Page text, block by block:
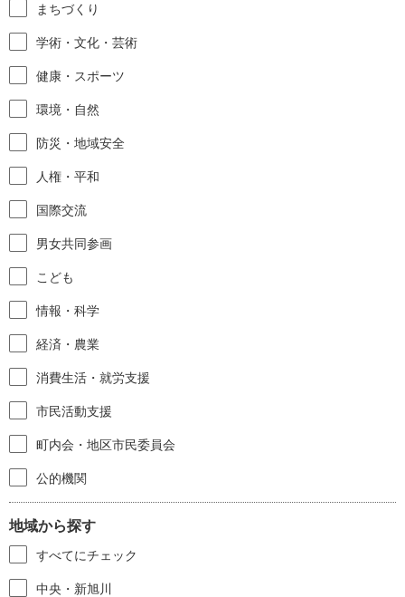
まちづくり
学術・文化・芸術
健康・スポーツ
環境・自然
防災・地域安全
人権・平和
国際交流
男女共同参画
こども
情報・科学
経済・農業
消費生活・就労支援
市民活動支援
町内会・地区市民委員会
公的機関
地域から探す
すべてにチェック
中央・新旭川